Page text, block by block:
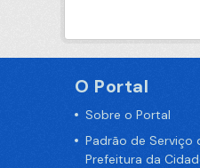
O Portal
Sobre o Portal
Padrão de Serviço
Prefeitura da